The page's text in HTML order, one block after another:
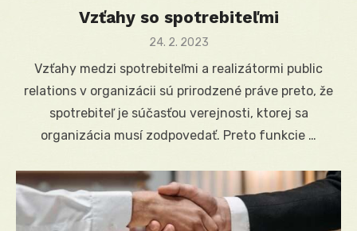
Vzťahy so spotrebiteľmi
Posted
24. 2. 2023
Vzťahy medzi spotrebiteľmi a realizátormi public
relations v organizácii sú prirodzené práve preto, že
spotrebiteľ je súčasťou verejnosti, ktorej sa
organizácia musí zodpovedať. Preto funkcie …